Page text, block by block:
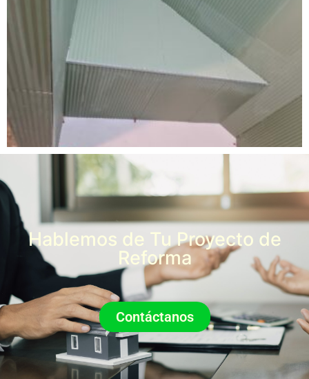
Hablemos de Tu Proyecto de
Reforma
Contáctanos